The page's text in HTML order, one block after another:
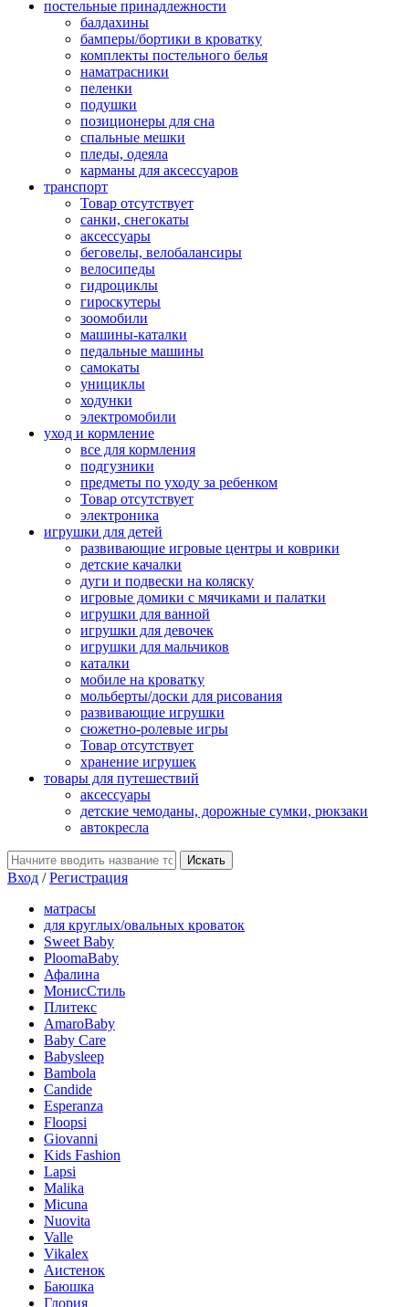
постельные принадлежности
балдахины
бамперы/бортики в кроватку
комплекты постельного белья
наматрасники
пеленки
подушки
позиционеры для сна
спальные мешки
пледы, одеяла
карманы для аксеcсуаров
транспорт
Товар отсутствует
санки, снегокаты
аксессуары
беговелы, велобалансиры
велосипеды
гидроциклы
гироскутеры
зоомобили
машины-каталки
педальные машины
самокаты
унициклы
ходунки
электромобили
уход и кормление
все для кормления
подгузники
предметы по уходу за ребенком
Товар отсутствует
электроника
игрушки для детей
развивающие игровые центры и коврики
детские качалки
дуги и подвески на коляску
игровые домики с мячиками и палатки
игрушки для ванной
игрушки для девочек
игрушки для мальчиков
каталки
мобиле на кроватку
мольберты/доски для рисования
развивающие игрушки
сюжетно-ролевые игры
Товар отсутствует
хранение игрушек
товары для путешествий
аксессуары
детские чемоданы, дорожные сумки, рюкзаки
автокресла
Вход /Регистрация
матрасы
для круглых/овальных кроваток
Sweet Baby
PloomaBaby
Афалина
МонисСтиль
Плитекс
AmaroBaby
Baby Care
Babysleep
Bambola
Candide
Esperanza
Floopsi
Giovanni
Kids Fashion
Lapsi
Malika
Micuna
Nuovita
Valle
Vikalex
Аистенок
Баюшка
Глория